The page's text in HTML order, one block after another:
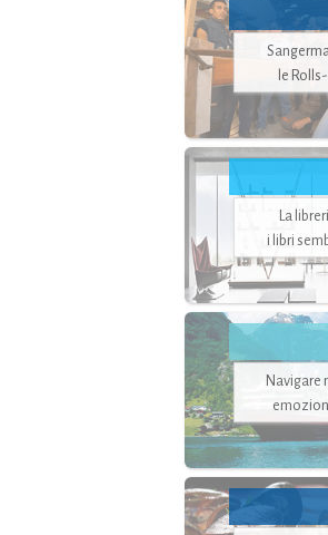
le
La
i libri
Navigare